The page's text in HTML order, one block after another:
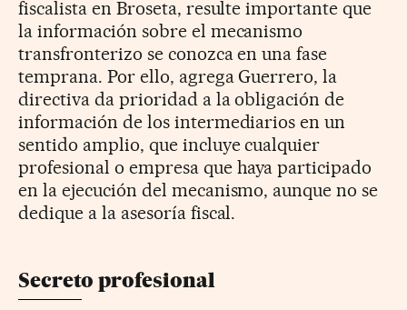
fiscalista en Broseta, resulte importante que
la información sobre el mecanismo
transfronterizo se conozca en una fase
temprana. Por ello, agrega Guerrero, la
directiva da prioridad a la obligación de
información de los intermediarios en un
sentido amplio, que incluye cualquier
profesional o empresa que haya participado
en la ejecución del mecanismo, aunque no se
dedique a la asesoría fiscal.
Secreto profesional